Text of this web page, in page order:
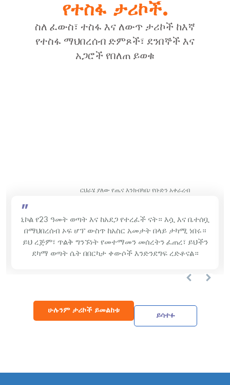
የተስፋ ታሪኮች.
ስለ ፈውስ፣ ተስፋ እና ለውጥ ታሪኮች ከእኛ
የተስፋ ማህበረሰብ ድምጾች፣ ደንበኞች እና
አጋሮች የበለጠ ይወቁ
"
ኒኮል የ23 ዓመት ወጣት እና ከአደጋ የተረፈች ናት። እሷ እና ቤተሰቧ
በማህበረሰብ ኦፍ ሆፕ ውስጥ ከአስር አመታት በላይ ታካሚ ነበሩ።
ይህ ረጅም፣ ጥልቅ ግንኙነት የመተማመን መሰረትን ፈጠረ፣ ይህችን
ደካማ ወጣት ሴት በበርካታ ቀውሶች እንድንደግፍ ረድቶናል።
ርህራሄ ያለው የጤና እንክብካቤ፡ የቡድን አቀራረብ
ሁሉንም ታሪኮች ይመልከቱ
ይሳተፉ